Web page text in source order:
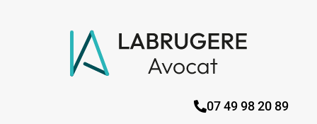
07 49 98 20 89